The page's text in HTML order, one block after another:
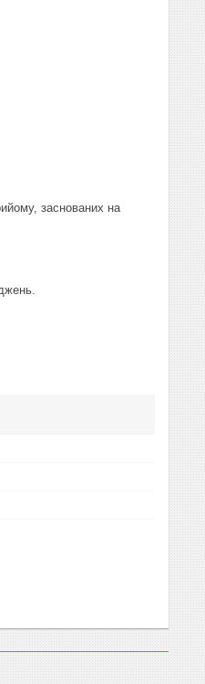
заснованих на